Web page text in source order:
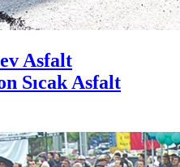
Asfalt
Sıcak Asfalt